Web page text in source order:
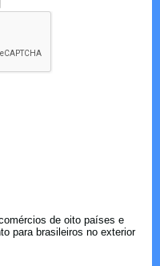
de oito países e
para brasileiros no exterior